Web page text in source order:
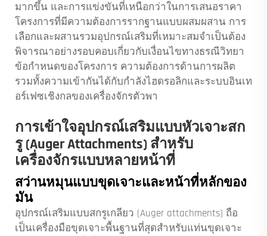
มากขึ้น และการแข่งขันที่เหนือกว่าในการเสนอราคา
โครงการที่มีความต้องการรากฐานแบบผสมผสาน การ
เลือกและผสานรวมอุปกรณ์เสริมที่เหมาะสมจำเป็นต้อง
พิจารณาอย่างรอบคอบเกี่ยวกับเงื่อนไขทางธรณีวิทยา
ข้อกำหนดของโครงการ ความต้องการด้านการผลิต
รวมทั้งความเข้ากันได้กับกำลังไฮดรอลิกและระบบอินเท
อร์เฟซเชิงกลของเครื่องจักรตัวพา
การเข้าใจอุปกรณ์เสริมแบบหัวเจาะสก
รู (Auger Attachments) สำหรับ
เครื่องจักรแบบหลายหน้าที่
สว่านหมุนแบบขุดเจาะและหน้าที่หลักของ
มัน
อุปกรณ์เสริมแบบสกรูเกลียว (Auger attachments) ถือ
เป็นเครื่องมือขุดเจาะพื้นฐานที่สุดสำหรับแท่นขุดเจาะ